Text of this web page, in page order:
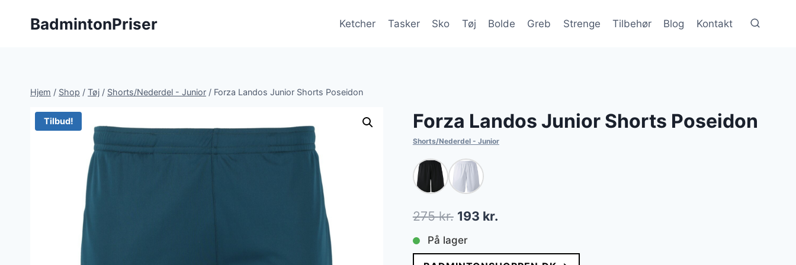
BadmintonPriser Ketcher Tasker Sko Tøj Bolde Greb Strenge Tilbehør Blog Kontakt
Hjem / Shop / Tøj / Shorts/Nederdel - Junior / Forza Landos Junior Shorts Poseidon
Tilbud! Forza Landos Junior Shorts Poseidon
Shorts/Nederdel - Junior
275kr. Den
oprindelige
pris
193 kr.Den
pris
På lager